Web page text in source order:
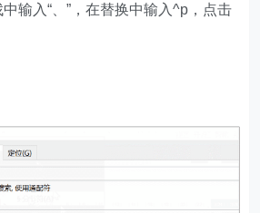
输入“、”，在替换中输入^p，点击